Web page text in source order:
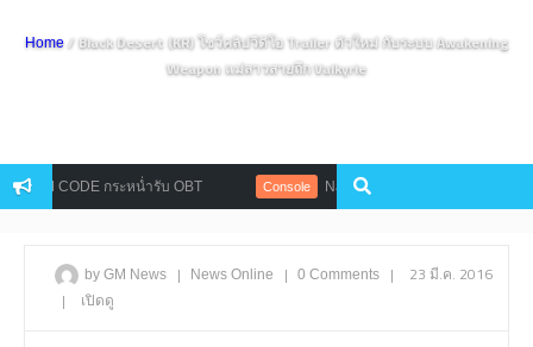
Home/ Black Desert (KR) โชว์คลิปวีดิโอ Trailer ตัวใหม่ กับระบบ Awakening
Weapon แม่สาวสายถึก Valkyrie
CODE กระหน่ำรับ OBT Console Naughty Dog เผย Uncharted นั้นใหญ่กว่
by GM News | News Online | 0 Comments |
23 มี.ค. 2016
|
เปิดดู